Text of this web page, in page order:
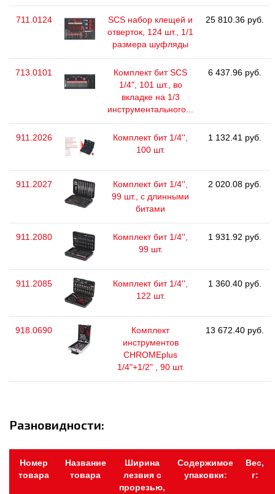
711.0124
SCS набор клещей и
отверток, 124 шт., 1/1
размера шуфляды
25 810.36 руб.
713.0101
Комплект бит SCS
1/4", 101 шт., во
вкладке на 1/3
инструментального...
6 437.96 руб.
911.2026
Комплект бит 1/4'',
100 шт.
1 132.41 руб.
911.2027
Комплект бит 1/4'',
99 шт., с длинными
битами
2 020.08 руб.
911.2080
Комплект бит 1/4'',
99 шт.
1 931.92 руб.
911.2085
Комплект бит 1/4'',
122 шт.
1 360.40 руб.
918.0690
Комплект
инструментов
CHROMEplus
1/4"+1/2" , 90 шт.
13 672.40 руб.
Разновидности:
Номер
товара
Название
товара
Ширина
лезвия с
прорезью,
Содержимое
упаковки:
Вес,
г: